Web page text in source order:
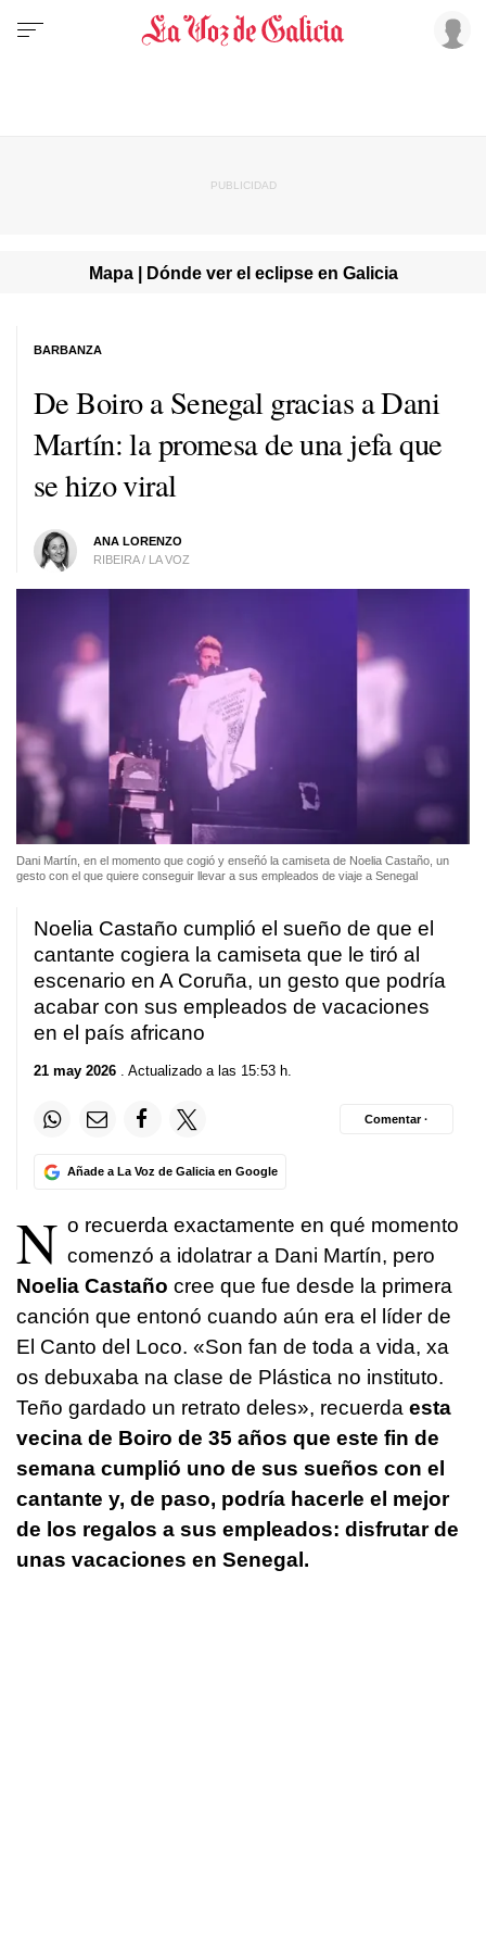
Mapa | Dónde ver el eclipse en Galicia
De Boiro a Senegal gracias a Dani
Martín: la promesa de una jefa que
se hizo viral
ANA LORENZO
RIBEIRA / LA VOZ
BARBANZA
Dani Martín, en el momento que cogió y enseñó la camiseta de Noelia Castaño, un
gesto con el que quiere conseguir llevar a sus empleados de viaje a Senegal
Noelia Castaño cumplió el sueño de que el
cantante cogiera la camiseta que le tiró al
escenario en A Coruña, un gesto que podría
acabar con sus empleados de vacaciones
en el país africano
21 may 2026 . Actualizado a las 15:53 h.
Añade a La Voz de Galicia en Google
Comentar ·
N o recuerda exactamente en qué momento
comenzó a idolatrar a Dani Martín, pero
Noelia Castaño cree que fue desde la primera
canción que entonó cuando aún era el líder de
El Canto del Loco. «Son fan de toda a vida, xa
os debuxaba na clase de Plástica no instituto.
Teño gardado un retrato deles», recuerda esta
vecina de Boiro de 35 años que este fin de
semana cumplió uno de sus sueños con el
cantante y, de paso, podría hacerle el mejor
de los regalos a sus empleados: disfrutar de
unas vacaciones en Senegal.